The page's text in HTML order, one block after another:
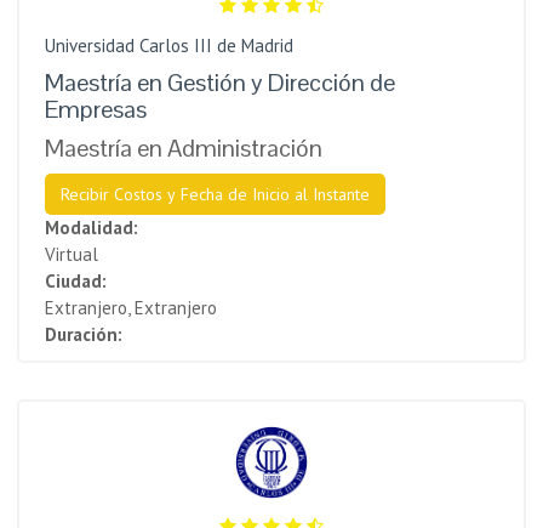
Universidad Carlos III de Madrid
Maestría en Gestión y Dirección de
Empresas
Maestría en Administración
Recibir Costos y Fecha de Inicio al Instante
Modalidad:
Virtual
Ciudad:
Extranjero, Extranjero
Duración: